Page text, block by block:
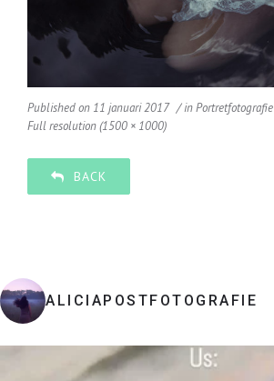
Published on 11 januari 2017 inPortretfotografie
Full resolution (1500 × 1000)
BACK
ALICIAPOSTFOTOGRAFIE